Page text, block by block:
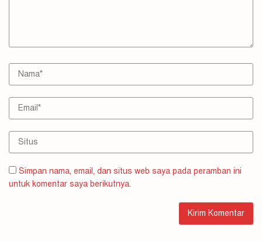
Simpan nama, email, dan situs web saya pada peramban ini
untuk komentar saya berikutnya.